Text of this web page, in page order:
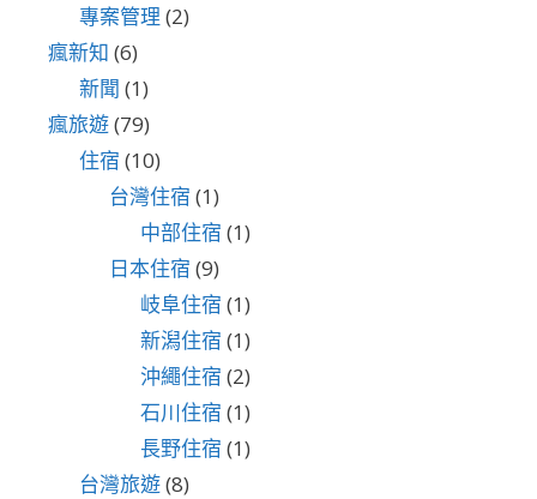
專案管理 (2)
瘋新知 (6)
新聞 (1)
瘋旅遊(79)
住宿 (10)
台灣住宿 (1)
中部住宿 (1)
日本住宿 (9)
岐阜住宿 (1)
新潟住宿 (1)
沖繩住宿 (2)
石川住宿 (1)
長野住宿 (1)
台灣旅遊(8)